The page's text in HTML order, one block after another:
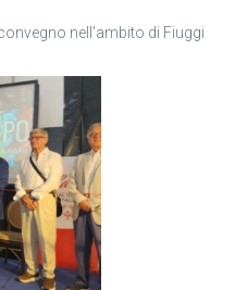
nell’ambito di Fiuggi